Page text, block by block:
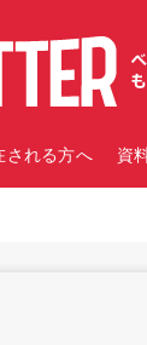
される方へ 資